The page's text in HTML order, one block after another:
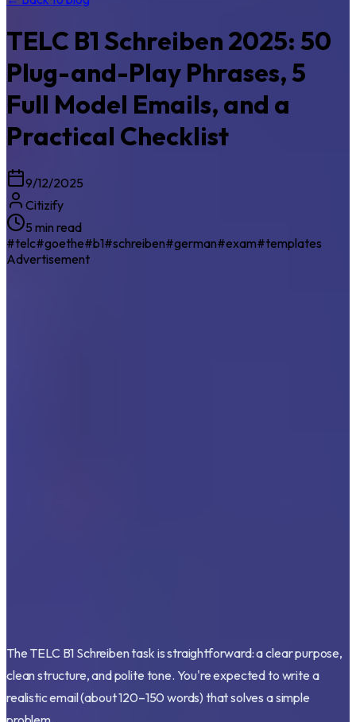
TELC B1 Schreiben 2025: 50
Plug-and-Play Phrases, 5
Full Model Emails, and a
Practical Checklist
9/12/2025
Citizify
5 min read
#telc#goethe#b1#schreiben#german#exam#templates
Advertisement
The TELC B1 Schreiben task is straightforward: a clear purpose,
clean structure, and polite tone. You're expected to write a
realistic email (about 120–150 words) that solves a simple